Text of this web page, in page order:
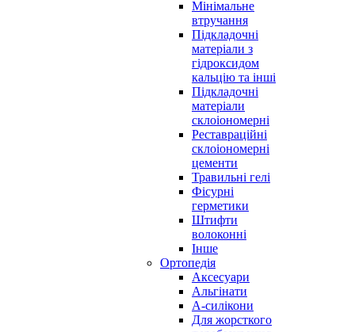
Мінімальне
втручання
Підкладочні
матеріали з
гідроксидом
кальцію та інші
Підкладочні
матеріали
склоіономерні
Реставраційні
склоіономерні
цементи
Травильні гелі
Фісурні
герметики
Штифти
волоконні
Інше
Ортопедія
Аксесуари
Альгінати
А-силікони
Для жорсткого